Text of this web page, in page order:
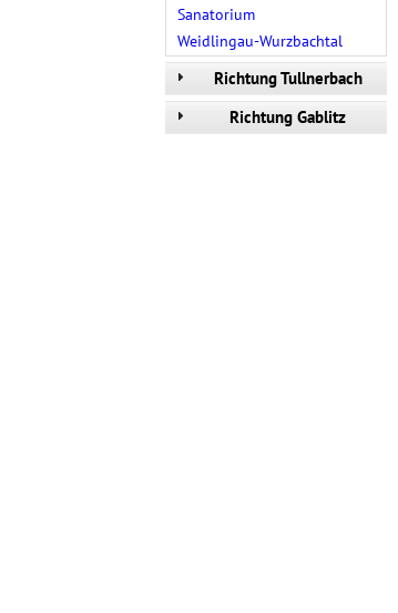
Sanatorium
Weidlingau-Wurzbachtal
Richtung Tullnerbach
Richtung Gablitz